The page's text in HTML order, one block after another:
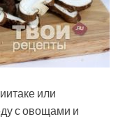
или
с овощами и